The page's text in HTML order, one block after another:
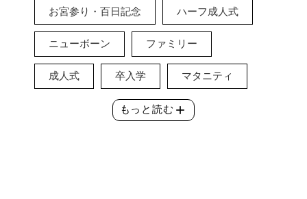
お宮参り・百日記念 ハーフ成人式
ニューボーン ファミリー
成人式 卒入学 マタニティ
もっと読む add